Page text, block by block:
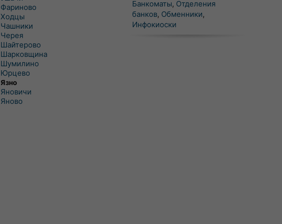
Фариново
Ходцы
Чашники
Черея
Шайтерово
Шарковщина
Шумилино
Юрцево
Язно
Яновичи
Яново
Банкоматы, Отделения
банков, Обменники,
Инфокиоски